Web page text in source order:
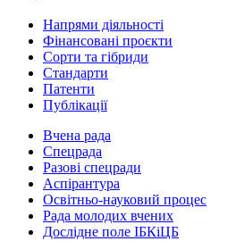
Напрями діяльності
Фінансовані проєкти
Сорти та гібриди
Стандарти
Патенти
Публікації
Вчена рада
Спецрада
Разові спецради
Аспірантура
Освітньо-науковий процес
Рада молодих вчених
Дослідне поле ІБКіЦБ